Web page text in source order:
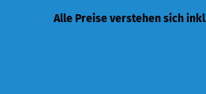
Alle Preise verstehen sich